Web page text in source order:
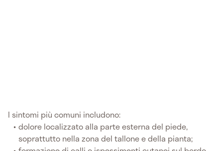
I sintomi più comuni includono:
dolore localizzato alla parte esterna del piede,
soprattutto nella zona del tallone e della pianta;